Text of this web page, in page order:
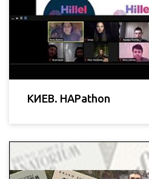
КИЕВ. HAPathon